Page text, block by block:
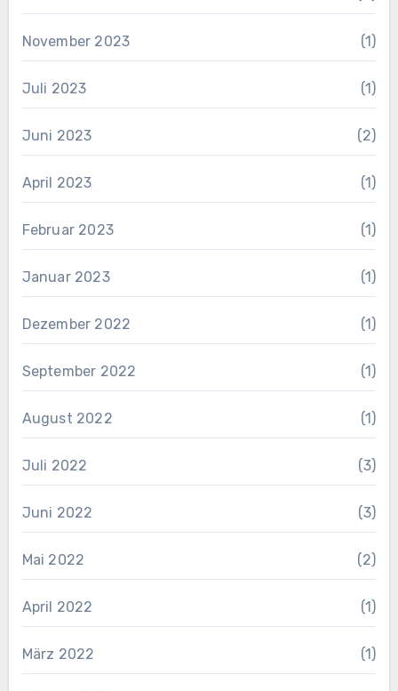
November 2023 (1)
Juli 2023 (1)
Juni 2023 (2)
April 2023 (1)
Februar 2023 (1)
Januar 2023 (1)
Dezember 2022 (1)
September 2022 (1)
August 2022 (1)
Juli 2022 (3)
Juni 2022 (3)
Mai 2022 (2)
April 2022 (1)
März 2022 (1)